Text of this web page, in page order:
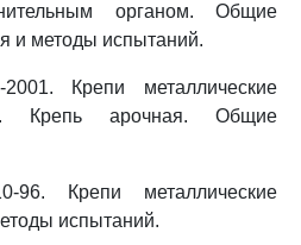
органом. Общие
и методы испытаний.
Крепи металлические
Крепь арочная. Общие
Крепи металлические
испытаний.